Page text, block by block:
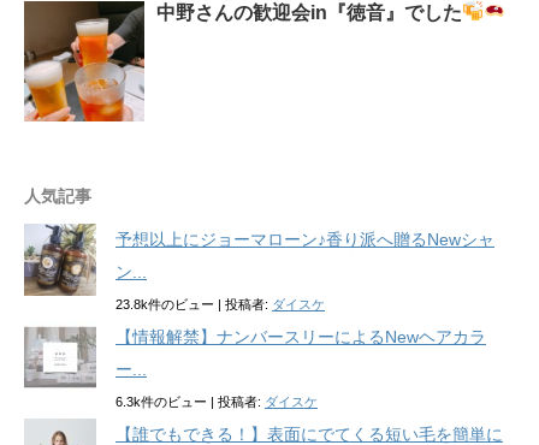
中野さんの歓迎会in『徳音』でした
人気記事
予想以上にジョーマローン♪香り派へ贈るNewシャ
ン...
23.8k件のビュー | 投稿者: ダイスケ
【情報解禁】ナンバースリーによるNewヘアカラ
ー...
6.3k件のビュー | 投稿者: ダイスケ
【誰でもできる！】表面にでてくる短い毛を簡単に